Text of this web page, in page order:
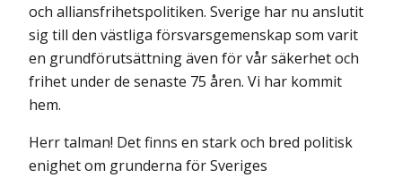
och alliansfrihetspolitiken. Sverige har nu anslutit
sig till den västliga försvarsgemenskap som varit
en grundförutsättning även för vår säkerhet och
frihet under de senaste 75 åren. Vi har kommit
hem.
Herr talman! Det finns en stark och bred politisk
enighet om grunderna för Sveriges